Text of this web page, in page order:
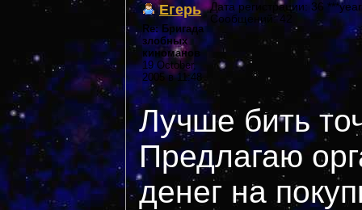
Егерь
Re: Бригада
злобных
киноманов
19 October,
2005 в 11:48
Дата регистрации: 36
Сообщений: 42
Лучше бить
Предлагаю
денег на